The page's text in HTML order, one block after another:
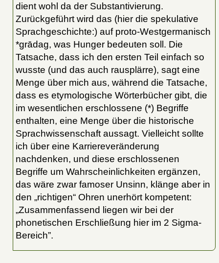
dient wohl da der Substantivierung.
Zurückgeführt wird das (hier die spekulative
Sprachgeschichte:) auf proto-Westgermanisch
*grādag, was Hunger bedeuten soll. Die
Tatsache, dass ich den ersten Teil einfach so
wusste (und das auch rausplärre), sagt eine
Menge über mich aus, während die Tatsache,
dass es etymologische Wörterbücher gibt, die
im wesentlichen erschlossene (*) Begriffe
enthalten, eine Menge über die historische
Sprachwissenschaft aussagt. Vielleicht sollte
ich über eine Karriereveränderung
nachdenken, und diese erschlossenen
Begriffe um Wahrscheinlichkeiten ergänzen,
das wäre zwar famoser Unsinn, klänge aber in
den „richtigen“ Ohren unerhört kompetent:
„Zusammenfassend liegen wir bei der
phonetischen Erschließung hier im 2 Sigma-
Bereich”.